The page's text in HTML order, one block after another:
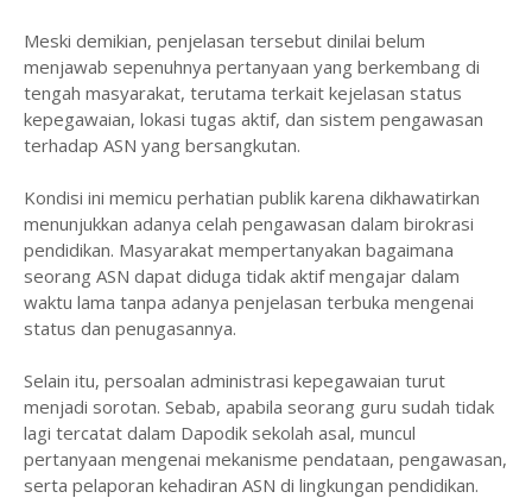
Meski demikian, penjelasan tersebut dinilai belum
menjawab sepenuhnya pertanyaan yang berkembang di
tengah masyarakat, terutama terkait kejelasan status
kepegawaian, lokasi tugas aktif, dan sistem pengawasan
terhadap ASN yang bersangkutan.
Kondisi ini memicu perhatian publik karena dikhawatirkan
menunjukkan adanya celah pengawasan dalam birokrasi
pendidikan. Masyarakat mempertanyakan bagaimana
seorang ASN dapat diduga tidak aktif mengajar dalam
waktu lama tanpa adanya penjelasan terbuka mengenai
status dan penugasannya.
Selain itu, persoalan administrasi kepegawaian turut
menjadi sorotan. Sebab, apabila seorang guru sudah tidak
lagi tercatat dalam Dapodik sekolah asal, muncul
pertanyaan mengenai mekanisme pendataan, pengawasan,
serta pelaporan kehadiran ASN di lingkungan pendidikan.